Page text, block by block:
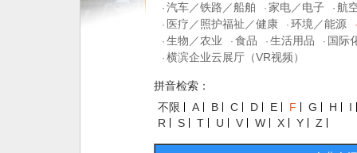
· 汽车／铁路／船舶 · 家电／电子 · 航
· 医疗／照护福祉／健康 · 环境／能源
·
· 生物／农业 · 食品 · 生活用品 · 国际
· 横滨企业云展厅（VR视频）
拼音检索：
不限
A B C D E F G H
I
R
S T U V W X Y Z